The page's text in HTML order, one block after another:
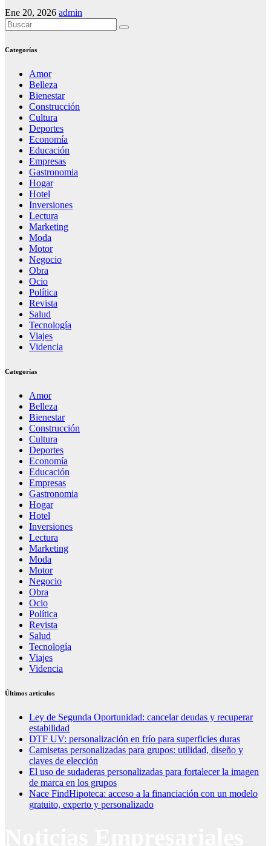
Ene 20, 2026 admin
Categorías
Amor
Belleza
Bienestar
Construcción
Cultura
Deportes
Economía
Educación
Empresas
Gastronomia
Hogar
Hotel
Inversiones
Lectura
Marketing
Moda
Motor
Negocio
Obra
Ocio
Política
Revista
Salud
Tecnología
Viajes
Videncia
Categorías
Amor
Belleza
Bienestar
Construcción
Cultura
Deportes
Economía
Educación
Empresas
Gastronomia
Hogar
Hotel
Inversiones
Lectura
Marketing
Moda
Motor
Negocio
Obra
Ocio
Política
Revista
Salud
Tecnología
Viajes
Videncia
Últimos artículos
Ley de Segunda Oportunidad: cancelar deudas y recuperar
estabilidad
DTF UV: personalización en frío para superficies duras
Camisetas personalizadas para grupos: utilidad, diseño y
claves de elección
El uso de sudaderas personalizadas para fortalecer la imagen
de marca en los grupos
Nace FindHipoteca: acceso a la financiación con un modelo
gratuito, experto y personalizado